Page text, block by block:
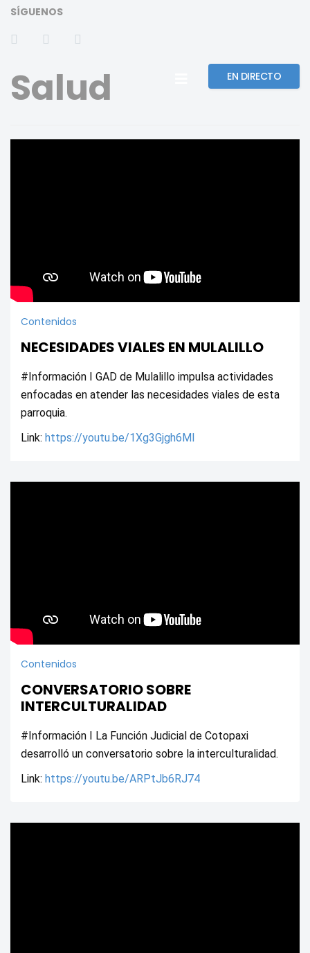
SÍGUENOS
EN DIRECTO
Salud
Contenidos
NECESIDADES VIALES EN MULALILLO
#Información I GAD de Mulalillo impulsa actividades
enfocadas en atender las necesidades viales de esta
parroquia.
Link: https://youtu.be/1Xg3Gjgh6MI
Contenidos
CONVERSATORIO SOBRE
INTERCULTURALIDAD
#Información I La Función Judicial de Cotopaxi
desarrolló un conversatorio sobre la interculturalidad.
Link: https://youtu.be/ARPtJb6RJ74